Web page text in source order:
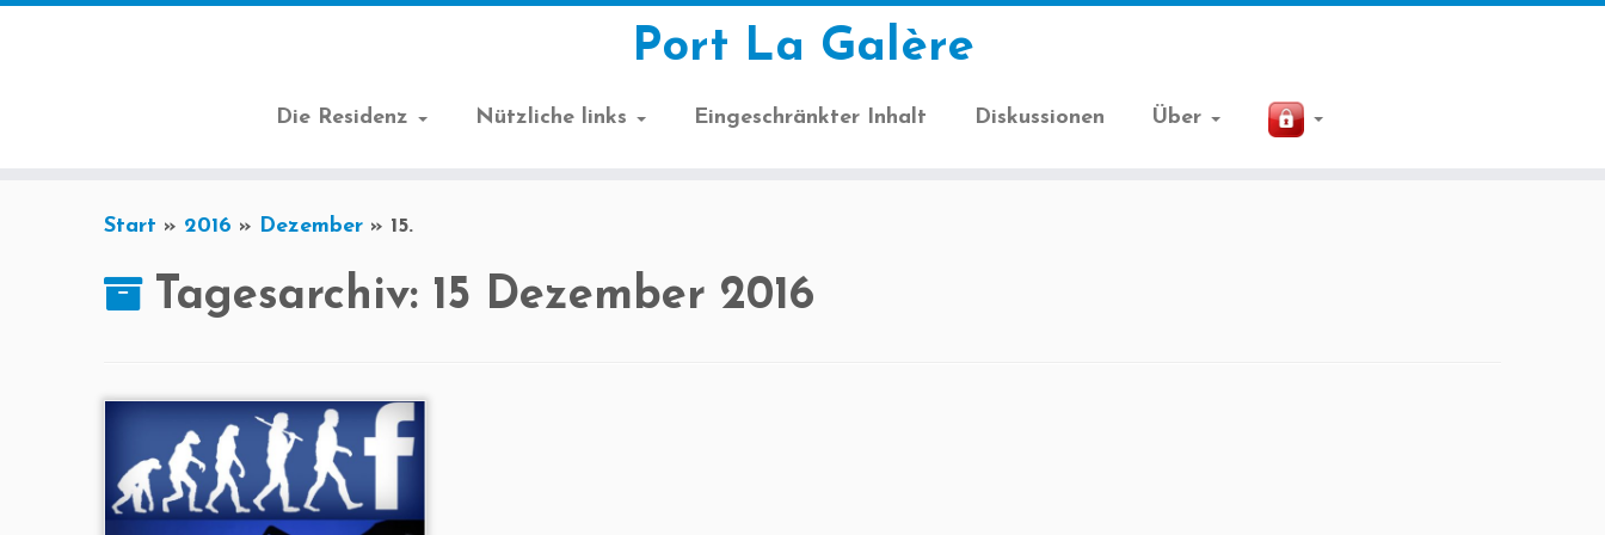
Port La Galère
Die Residenz Nützliche links Eingeschränkter Inhalt Diskussionen Über
Start » 2016 » Dezember » 15.
Tagesarchiv: 15 Dezember 2016